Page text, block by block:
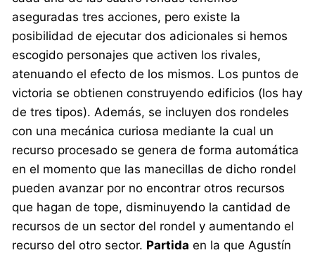
aseguradas tres acciones, pero existe la
posibilidad de ejecutar dos adicionales si hemos
escogido personajes que activen los rivales,
atenuando el efecto de los mismos. Los puntos de
victoria se obtienen construyendo edificios (los hay
de tres tipos). Además, se incluyen dos rondeles
con una mecánica curiosa mediante la cual un
recurso procesado se genera de forma automática
en el momento que las manecillas de dicho rondel
pueden avanzar por no encontrar otros recursos
que hagan de tope, disminuyendo la cantidad de
recursos de un sector del rondel y aumentando el
recurso del otro sector. Partida en la que Agustín